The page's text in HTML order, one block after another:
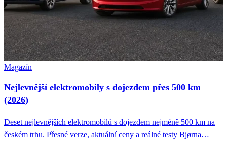
Magazín
Nejlevnější elektromobily s dojezdem přes 500 km
(2026)
Deset nejlevnějších elektromobilů s dojezdem nejméně 500 km na
českém trhu. Přesné verze, aktuální ceny a reálné testy Bjørna